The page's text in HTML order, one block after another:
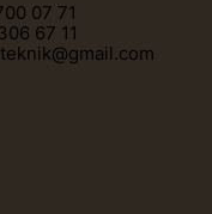
07 71
67 11